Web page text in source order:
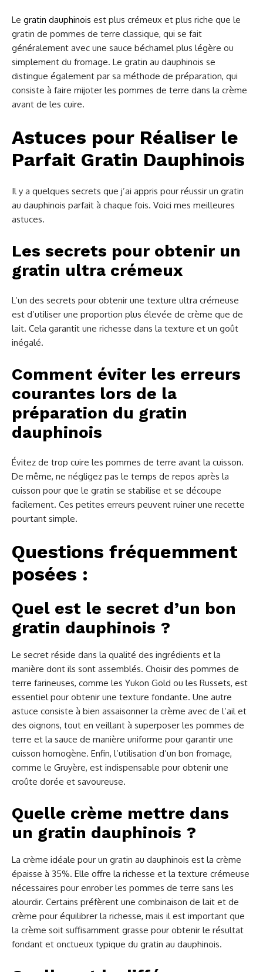
Le gratin dauphinois est plus crémeux et plus riche que le
gratin de pommes de terre classique, qui se fait
généralement avec une sauce béchamel plus légère ou
simplement du fromage. Le gratin au dauphinois se
distingue également par sa méthode de préparation, qui
consiste à faire mijoter les pommes de terre dans la crème
avant de les cuire.
Astuces pour Réaliser le
Parfait Gratin Dauphinois
Il y a quelques secrets que j’ai appris pour réussir un gratin
au dauphinois parfait à chaque fois. Voici mes meilleures
astuces.
Les secrets pour obtenir un
gratin ultra crémeux
L’un des secrets pour obtenir une texture ultra crémeuse
est d’utiliser une proportion plus élevée de crème que de
lait. Cela garantit une richesse dans la texture et un goût
inégalé.
Comment éviter les erreurs
courantes lors de la
préparation du gratin
dauphinois
Évitez de trop cuire les pommes de terre avant la cuisson.
De même, ne négligez pas le temps de repos après la
cuisson pour que le gratin se stabilise et se découpe
facilement. Ces petites erreurs peuvent ruiner une recette
pourtant simple.
Questions fréquemment
posées :
Quel est le secret d’un bon
gratin dauphinois ?
Le secret réside dans la qualité des ingrédients et la
manière dont ils sont assemblés. Choisir des pommes de
terre farineuses, comme les Yukon Gold ou les Russets, est
essentiel pour obtenir une texture fondante. Une autre
astuce consiste à bien assaisonner la crème avec de l’ail et
des oignons, tout en veillant à superposer les pommes de
terre et la sauce de manière uniforme pour garantir une
cuisson homogène. Enfin, l’utilisation d’un bon fromage,
comme le Gruyère, est indispensable pour obtenir une
croûte dorée et savoureuse.
Quelle crème mettre dans
un gratin dauphinois ?
La crème idéale pour un gratin au dauphinois est la crème
épaisse à 35%. Elle offre la richesse et la texture crémeuse
nécessaires pour enrober les pommes de terre sans les
alourdir. Certains préfèrent une combinaison de lait et de
crème pour équilibrer la richesse, mais il est important que
la crème soit suffisamment grasse pour obtenir le résultat
fondant et onctueux typique du gratin au dauphinois.